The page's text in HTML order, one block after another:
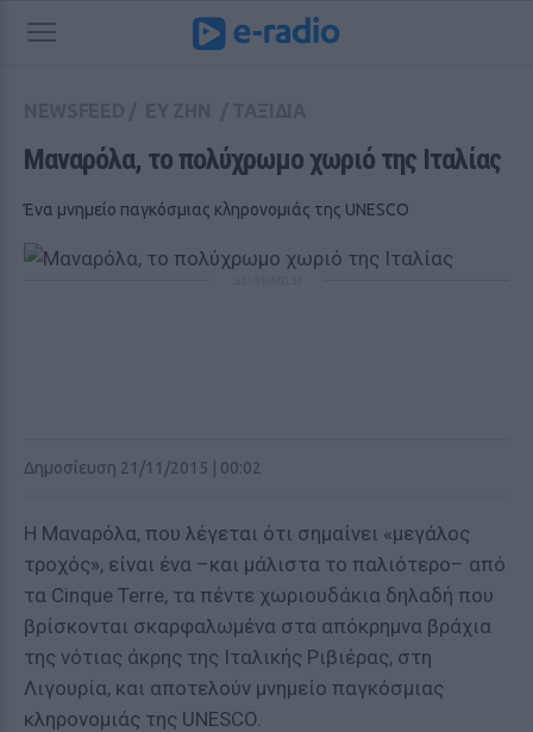
Μαναρόλα, το πολύχρωμο χωριό της Ιταλίας
Ένα μνημείο παγκόσμιας κληρονομιάς της UNESCO
Δημοσίευση 21/11/2015 | 00:02
Η Μαναρόλα, που λέγεται ότι σημαίνει «μεγάλος
τροχός», είναι ένα –και μάλιστα το παλιότερο– από
τα Cinque Terre, τα πέντε χωριουδάκια δηλαδή που
βρίσκονται σκαρφαλωμένα στα απόκρημνα βράχια
της νότιας άκρης της Ιταλικής Ριβιέρας, στη
Λιγουρία, και αποτελούν μνημείο παγκόσμιας
κληρονομιάς της UNESCO.